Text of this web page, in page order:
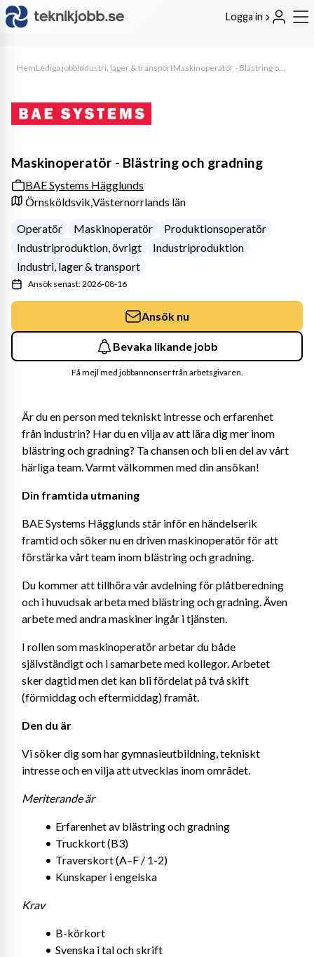
Logga in
HemLediga jobbIndustri, lager & transport Maskinoperatör - Blästring och gradning
Är du en person med tekniskt intresse och erfarenhet
från industrin? Har du en vilja av att lära dig mer inom
blästring och gradning? Ta chansen och bli en del av vårt
härliga team. Varmt välkommen med din ansökan!
Din framtida utmaning
BAE Systems Hägglunds står inför en händelserik
framtid och söker nu en driven maskinoperatör för att
förstärka vårt team inom blästring och gradning.
Du kommer att tillhöra vår avdelning för plåtberedning
och i huvudsak arbeta med blästring och gradning. Även
arbete med andra maskiner ingår i tjänsten.
I rollen som maskinoperatör arbetar du både
självständigt och i samarbete med kollegor. Arbetet
sker dagtid men det kan bli fördelat på två skift
(förmiddag och eftermiddag) framåt.
Den du är
Vi söker dig som har gymnasieutbildning, tekniskt
intresse och en vilja att utvecklas inom området.
Meriterande är
Erfarenhet av blästring och gradning
Truckkort (B3)
Traverskort (A–F / 1-2)
Kunskaper i engelska
Krav
B-körkort
Svenska i tal och skrift
Maskinoperatör - Blästring och gradning
BAE Systems Hägglunds
Örnsköldsvik,Västernorrlands län
Operatör
Maskinoperatör
Produktionsoperatör
Industriproduktion, övrigt
Industriproduktion
Industri, lager & transport
Ansök senast: 2026-08-16
Ansök nu
Bevaka likande jobb
Få mejl med jobbannonser från arbetsgivaren.